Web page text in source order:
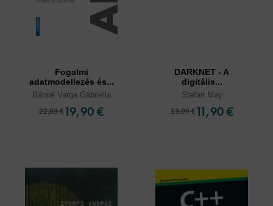
Fogalmi
adatmodellezés és...
Bánné Varga Gabriella
22,89 €19,90 €
DARKNET - A
digitális...
Stefan May
13,09 € 11,90 €